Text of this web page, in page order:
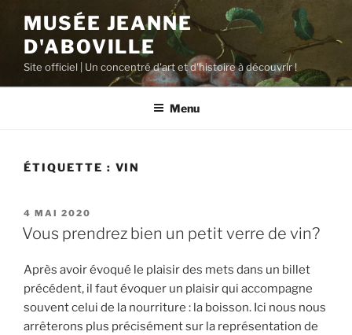
contenu
principal
MUSÉE JEANNE
D'ABOVILLE
Site officiel | Un concentré d'art et d'histoire à découvrir !
Menu
ÉTIQUETTE : VIN
PUBLIÉ
LE
4 MAI 2020
Vous prendrez bien un petit verre de vin?
Après avoir évoqué le plaisir des mets dans un billet
précédent, il faut évoquer un plaisir qui accompagne
souvent celui de la nourriture : la boisson. Ici nous nous
arrêterons plus précisément sur la représentation de